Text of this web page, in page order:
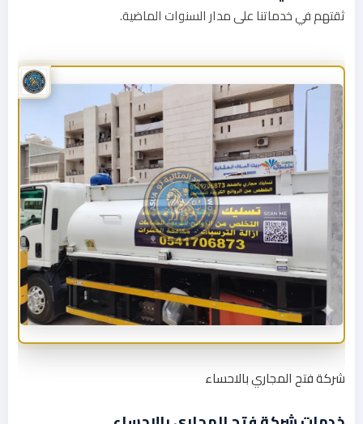
ثقتهم في خدماتنا على مدار السنوات الماضية.
شركة فتح المجاري بالاحساء